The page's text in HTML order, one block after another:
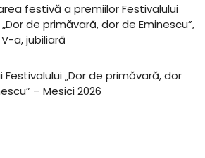
festivă a premiilor Festivalului
de primăvară, dor de Eminescu”,
a, jubiliară
Festivalului „Dor de primăvară, dor
– Mesici 2026